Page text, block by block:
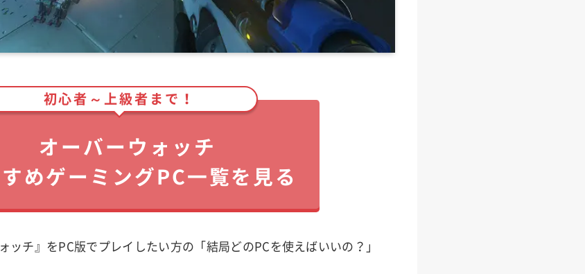
初心者～上級者まで！
オーバーウォッチ
めゲーミングPC一覧を見る
ッチ』をPC版でプレイしたい方の「結局どのPCを使えばいいの？」